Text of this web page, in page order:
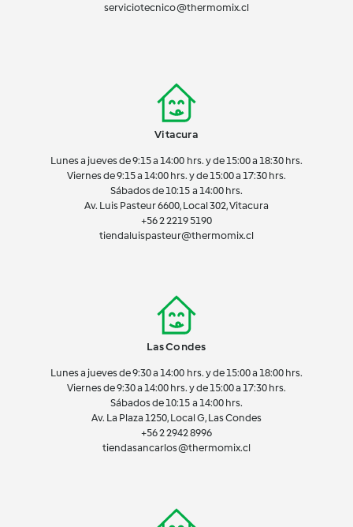
serviciotecnico@thermomix.cl
Vitacura
Lunes a jueves de 9:15 a 14:00 hrs. y de 15:00 a 18:30 hrs.
Viernes de 9:15 a 14:00 hrs. y de 15:00 a 17:30 hrs.
Sábados de 10:15 a 14:00 hrs.
Av. Luis Pasteur 6600, Local 302, Vitacura
+56 2 2219 5190
tiendaluispasteur@thermomix.cl
Las Condes
Lunes a jueves de 9:30 a 14:00 hrs. y de 15:00 a 18:00 hrs.
Viernes de 9:30 a 14:00 hrs. y de 15:00 a 17:30 hrs.
Sábados de 10:15 a 14:00 hrs.
Av. La Plaza 1250, Local G, Las Condes
+56 2 2942 8996
tiendasancarlos@thermomix.cl